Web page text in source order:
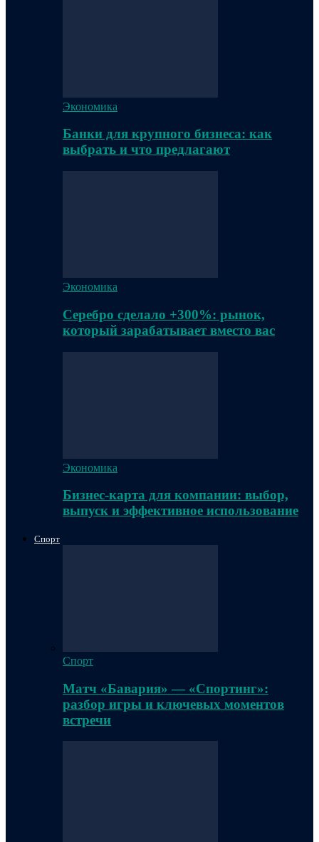
Экономика
Банки для крупного бизнеса: как
выбрать и что предлагают
Экономика
Серебро сделало +300%: рынок,
который зарабатывает вместо вас
Экономика
Бизнес-карта для компании: выбор,
выпуск и эффективное использование
Спорт
Спорт
Матч «Бавария» — «Спортинг»:
разбор игры и ключевых моментов
встречи